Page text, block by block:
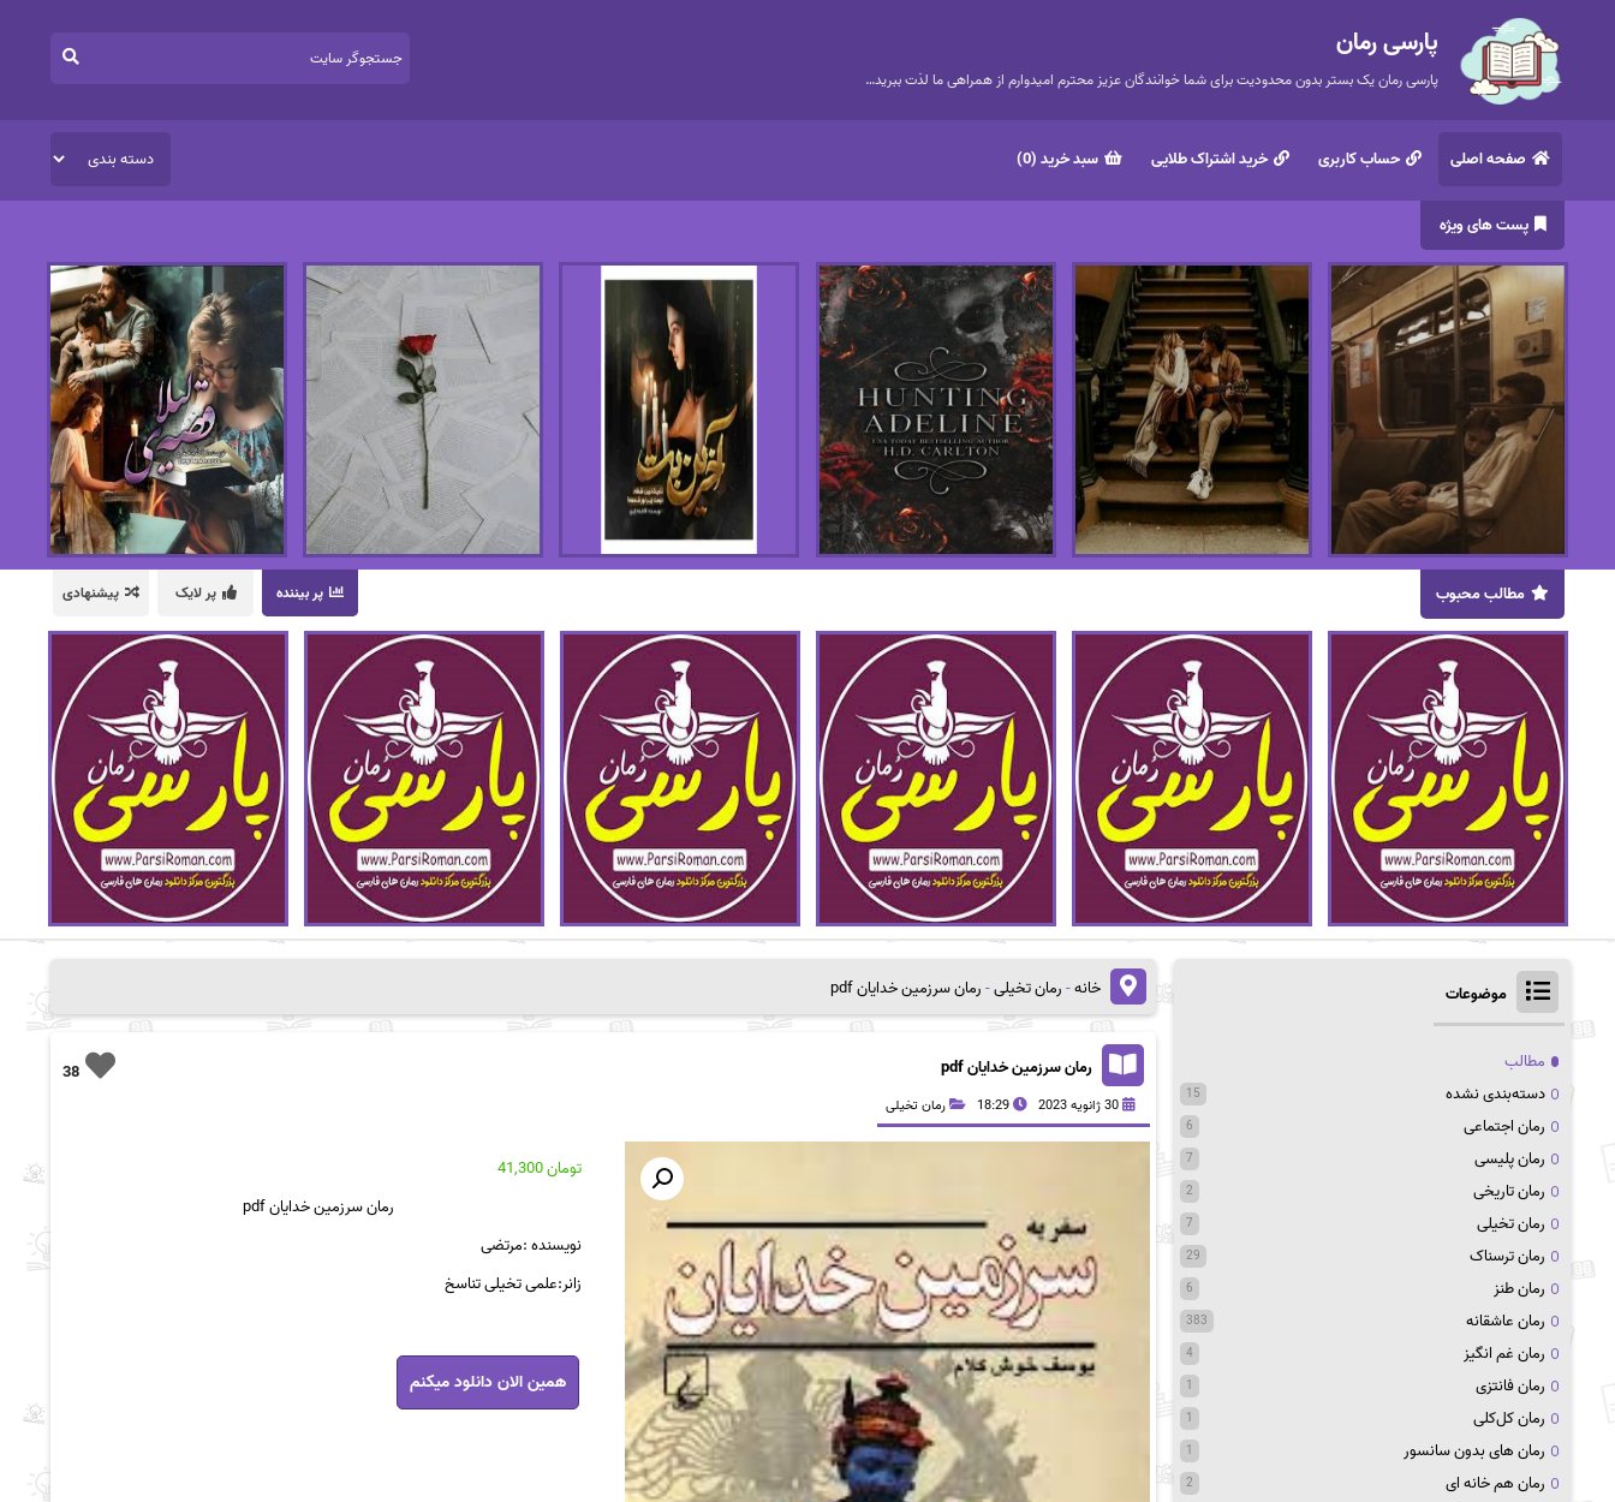
پارسی رمان
پارسی رمان یک بستر بدون محدودیت برای شما خوانندگان عزیز محترم امیدوارم از همراهی ما لذت ببرید…
صفحه اصلی حساب کاربری خرید اشتراک طلایی سبد خرید (0)
پست های ویژه
پر بیننده پر لایک پیشنهادی مطالب محبوب
خانه-رمان تخیلی-رمان سرزمین خدایان pdf
38 رمان سرزمین خدایان pdf
30 ژانویه 2023 18:29 رمان تخیلی
تومان41,300
رمان سرزمین خدایان pdf
نویسنده :مرتضی
زانر:علمی تخیلی تناسخ
رمان
سرزمین
خدایان
همین الان دانلود میکنم
موضوعات
مطالب
دسته‌بندی نشده
15
رمان اجتماعی 6
رمان پلیسی 7
رمان تاریخی 2
رمان تخیلی 7
رمان ترسناک 29
رمان طنز 6
رمان عاشقانه 383
رمان غم انگیز 4
رمان فانتزی 1
رمان کل‌کلی 1
رمان های بدون سانسور 1
رمان هم خانه ای 2